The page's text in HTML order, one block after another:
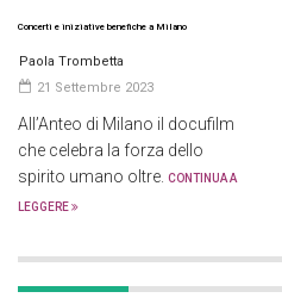
n
a
v
i
g
a
t
o
n
Concerti e iniziative benefiche a Milano
Paola Trombetta
21 Settembre 2023
All’Anteo di Milano il docufilm
che celebra la forza dello
spirito umano oltre. CONTINUA A
LEGGERE